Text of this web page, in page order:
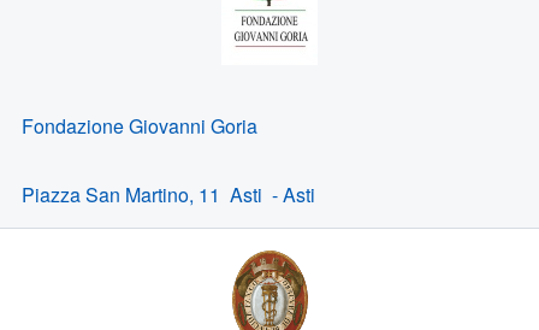
Fondazione Giovanni Goria
Piazza San Martino, 11 Asti - Asti